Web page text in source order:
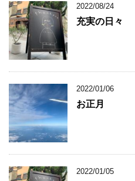
2022/08/24
充実の日々
2022/01/06
お正月
2022/01/05